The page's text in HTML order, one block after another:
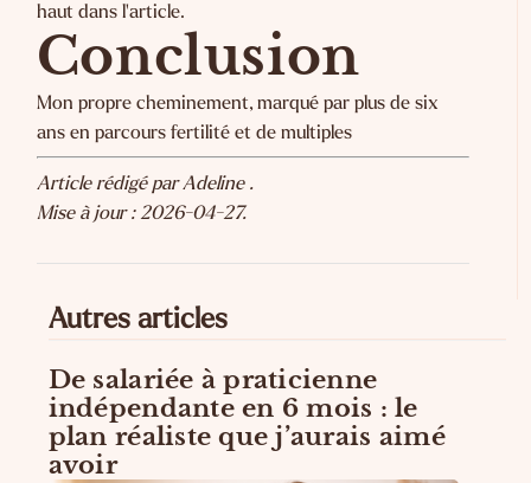
haut dans l'article.
Conclusion
Mon propre cheminement, marqué par plus de six
ans en parcours fertilité et de multiples
Article rédigé par Adeline .
Mise à jour : 2026-04-27.
Autres articles
De salariée à praticienne
indépendante en 6 mois : le
plan réaliste que j’aurais aimé
avoir